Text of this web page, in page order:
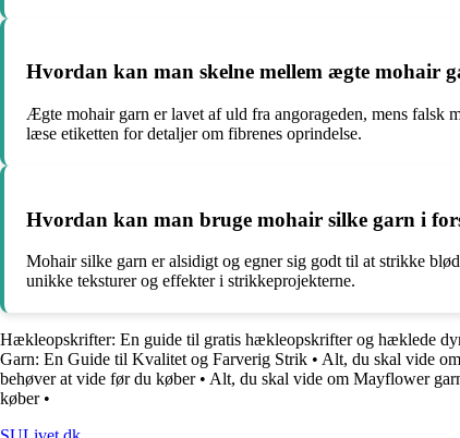
Hvordan kan man skelne mellem ægte mohair
Ægte mohair garn er lavet af uld fra angorageden, mens falsk
læse etiketten for detaljer om fibrenes oprindelse.
Hvordan kan man bruge mohair silke garn i
Mohair silke garn er alsidigt og egner sig godt til at strikke
unikke teksturer og effekter i strikkeprojekterne.
Hækleopskrifter: En guide til gratis hækleopskrifter og hæklede
Garn: En Guide til Kvalitet og Farverig Strik • Alt, du skal vide
behøver at vide før du køber• Alt, du skal vide om Mayflower
køber•